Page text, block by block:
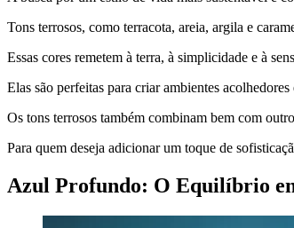
Tons terrosos, como terracota, areia, argila e
Essas cores remetem à terra, à simplicidade e à
Elas são perfeitas para criar ambientes
Os tons terrosos também combinam bem com
Para quem deseja adicionar um toque de
Azul Profundo: O Equilíbrio